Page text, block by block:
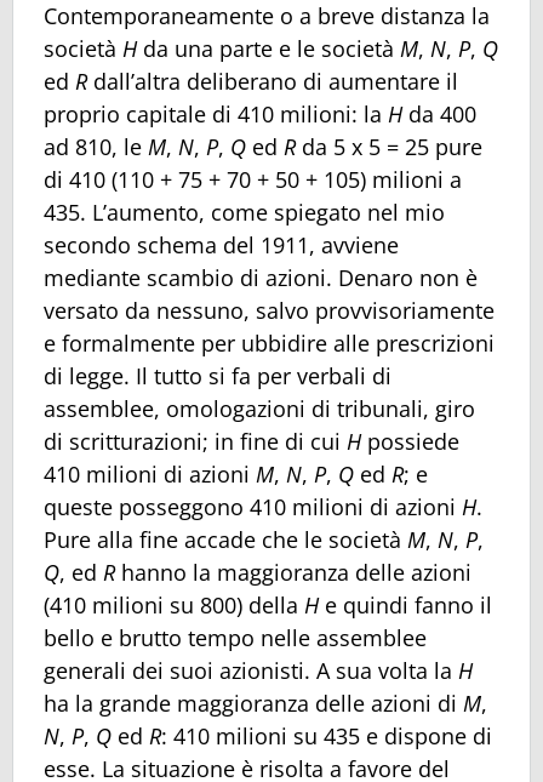
Contemporaneamente o a breve distanza la
società Hda una parte e le società M, N, P, Q
ed Rdall’altra deliberano di aumentare il
proprio capitale di 410 milioni: la Hda 400
ad 810, le M, N, P, Q ed Rda 5 x 5 = 25 pure
di 410 (110 + 75 + 70 + 50 + 105) milioni a
435. L’aumento, come spiegato nel mio
secondo schema del 1911, avviene
mediante scambio di azioni. Denaro non è
versato da nessuno, salvo provvisoriamente
e formalmente per ubbidire alle prescrizioni
di legge. Il tutto si fa per verbali di
assemblee, omologazioni di tribunali, giro
di scritturazioni; in fine di cui Hpossiede
410 milioni di azioni M, N, P, Q ed R; e
queste posseggono 410 milioni di azioni H.
Pure alla fine accade che le società M, N, P,
Q, ed Rhanno la maggioranza delle azioni
(410 milioni su 800) della He quindi fanno il
bello e brutto tempo nelle assemblee
generali dei suoi azionisti. A sua volta la H
ha la grande maggioranza delle azioni di M,
N, P, Q ed R: 410 milioni su 435 e dispone di
esse. La situazione è risolta a favore del